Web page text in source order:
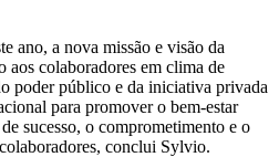
ano, a nova missão e visão da
colaboradores em clima de
poder público e da iniciativa privada
para promover o bem-estar
sucesso, o comprometimento e o
conclui Sylvio.